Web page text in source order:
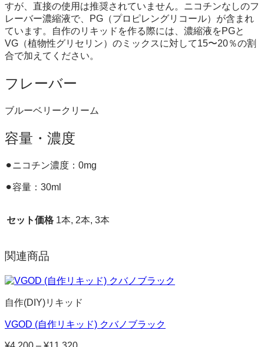
すが、直接の使用は推奨されていません。ニコチンなしのフ
レーバー濃縮液で、PG（プロピレングリコール）が含まれ
ています。自作のリキッドを作る際には、濃縮液をPGと
VG（植物性グリセリン）のミックスに対して15〜20％の割
合で加えてください。
フレーバー
ブルーベリークリーム
容量・濃度
⚫︎ニコチン濃度：0mg
⚫︎容量：30ml
セット価格 1本, 2本, 3本
関連商品
自作(DIY)リキッド
VGOD (自作リキッド) クバノブラック